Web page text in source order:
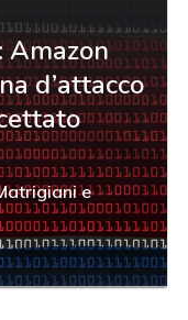
Amazon
d’attacco
e